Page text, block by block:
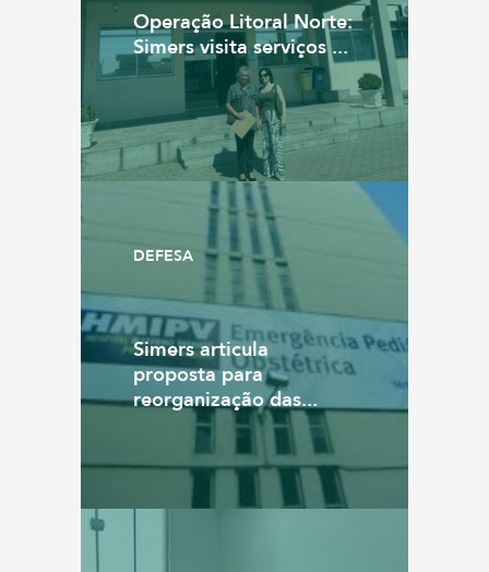
Operação Litoral Norte:
Simers visita serviços ...
DEFESA
Simers articula
proposta para
reorganização das...